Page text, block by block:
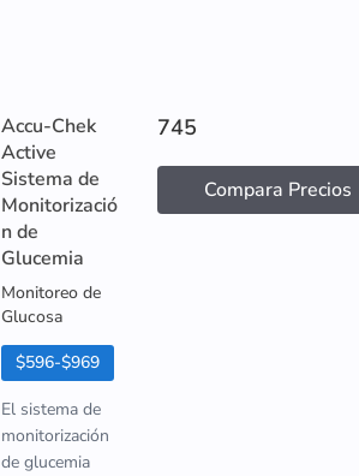
Accu-Chek
Active
Sistema de
Monitorizació
n de
Glucemia
Monitoreo de
Glucosa
$596-$969
El sistema de
monitorización
de glucemia
745
Compara Precios